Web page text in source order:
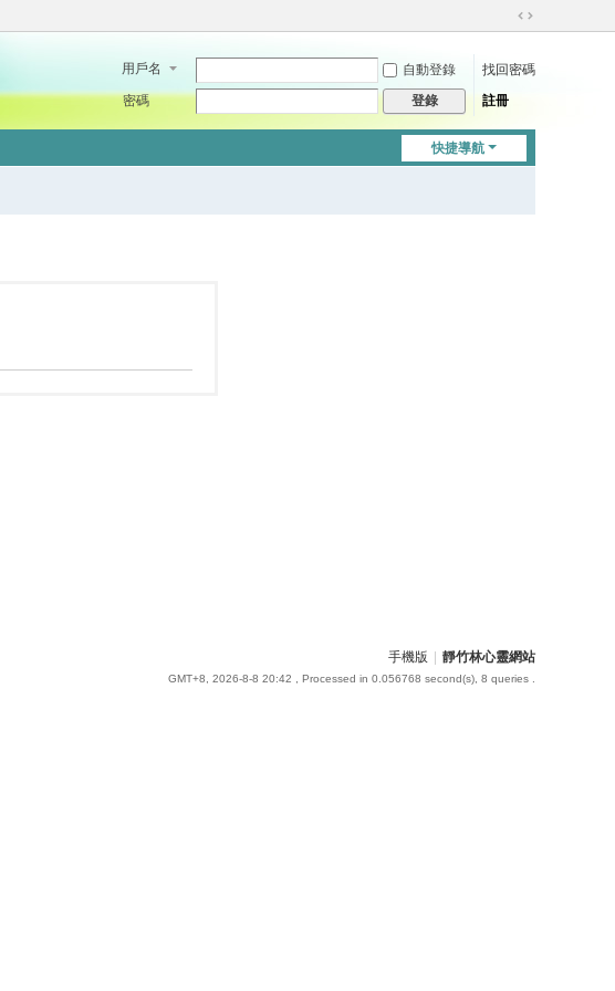
切
到
用戶名 自動登錄
找回密碼
密碼
登錄 註冊
快捷導航
手機版 靜竹林心靈網站
GMT+8, 2026-8-8 20:42 , Processed in 0.056768 second(s), 8 queries .